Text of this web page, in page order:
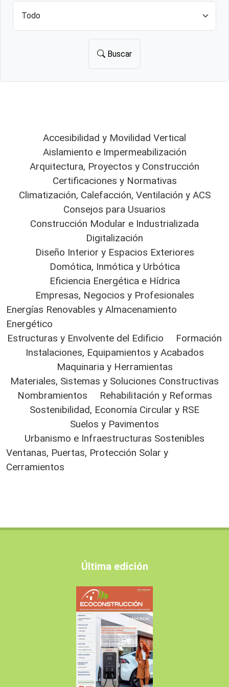
Buscar
Accesibilidad y Movilidad Vertical
Aislamiento e Impermeabilización
Arquitectura, Proyectos y Construcción
Certificaciones y Normativas
Climatización, Calefacción, Ventilación y ACS
Consejos para Usuarios
Construcción Modular e Industrializada
Digitalización
Diseño Interior y Espacios Exteriores
Domótica, Inmótica y Urbótica
Eficiencia Energética e Hídrica
Empresas, Negocios y Profesionales
Energías Renovables y Almacenamiento
Energético
Estructuras y Envolvente del Edificio
Formación
Instalaciones, Equipamientos y Acabados
Maquinaria y Herramientas
Materiales, Sistemas y Soluciones Constructivas
Nombramientos
Rehabilitación y Reformas
Sostenibilidad, Economía Circular y RSE
Suelos y Pavimentos
Urbanismo e Infraestructuras Sostenibles
Ventanas, Puertas, Protección Solar y
Cerramientos
Última edición